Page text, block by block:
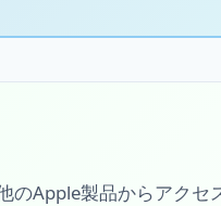
のApple製品からアクセ